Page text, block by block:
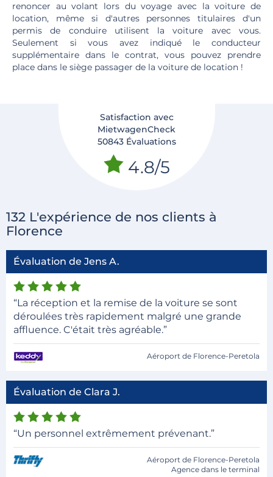
renoncer au volant lors du voyage avec la voiture de
location, même si d'autres personnes titulaires d'un
permis de conduire utilisent la voiture avec vous.
Seulement si vous avez indiqué le conducteur
supplémentaire dans le contrat, vous pouvez prendre
place dans le siège passager de la voiture de location !
Satisfaction avec
MietwagenCheck
50843 Évaluations
4.8/5
132 L'expérience de nos clients à
Florence
Évaluation de Jens A.
“La réception et la remise de la voiture se sont
déroulées très rapidement malgré une grande
affluence. C'était très agréable.”
Aéroport de Florence-Peretola
Évaluation de Clara J.
“Un personnel extrêmement prévenant.”
Aéroport de Florence-Peretola
Agence dans le terminal